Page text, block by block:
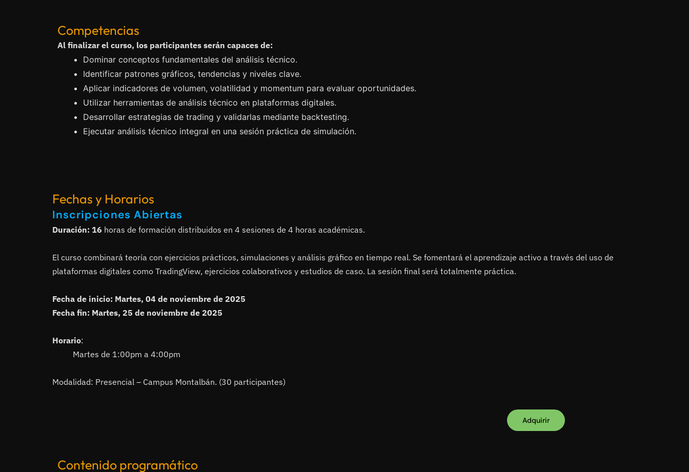
Competencias
Al finalizar el curso, los participantes serán capaces de:
Dominar conceptos fundamentales del análisis técnico.
Identificar patrones gráficos, tendencias y niveles clave.
Aplicar indicadores de volumen, volatilidad y momentum para evaluar oportunidades.
Utilizar herramientas de análisis técnico en plataformas digitales.
Desarrollar estrategias de trading y validarlas mediante backtesting.
Ejecutar análisis técnico integral en una sesión práctica de simulación.
Fechas y Horarios
Inscripciones Abiertas
Duración: 16 horas de formación distribuidos en 4 sesiones de 4 horas académicas.
El curso combinará teoría con ejercicios prácticos, simulaciones y análisis gráfico en tiempo real. Se fomentará el aprendizaje activo a través del uso de
plataformas digitales como TradingView, ejercicios colaborativos y estudios de caso. La sesión final será totalmente práctica.
Fecha de inicio: Martes, 04 de noviembre de 2025
Fecha fin: Martes, 25 de noviembre de 2025
Horario:
Martes de 1:00pm a 4:00pm
Modalidad: Presencial – Campus Montalbán. (30 participantes)
Adquirir
Contenido programático